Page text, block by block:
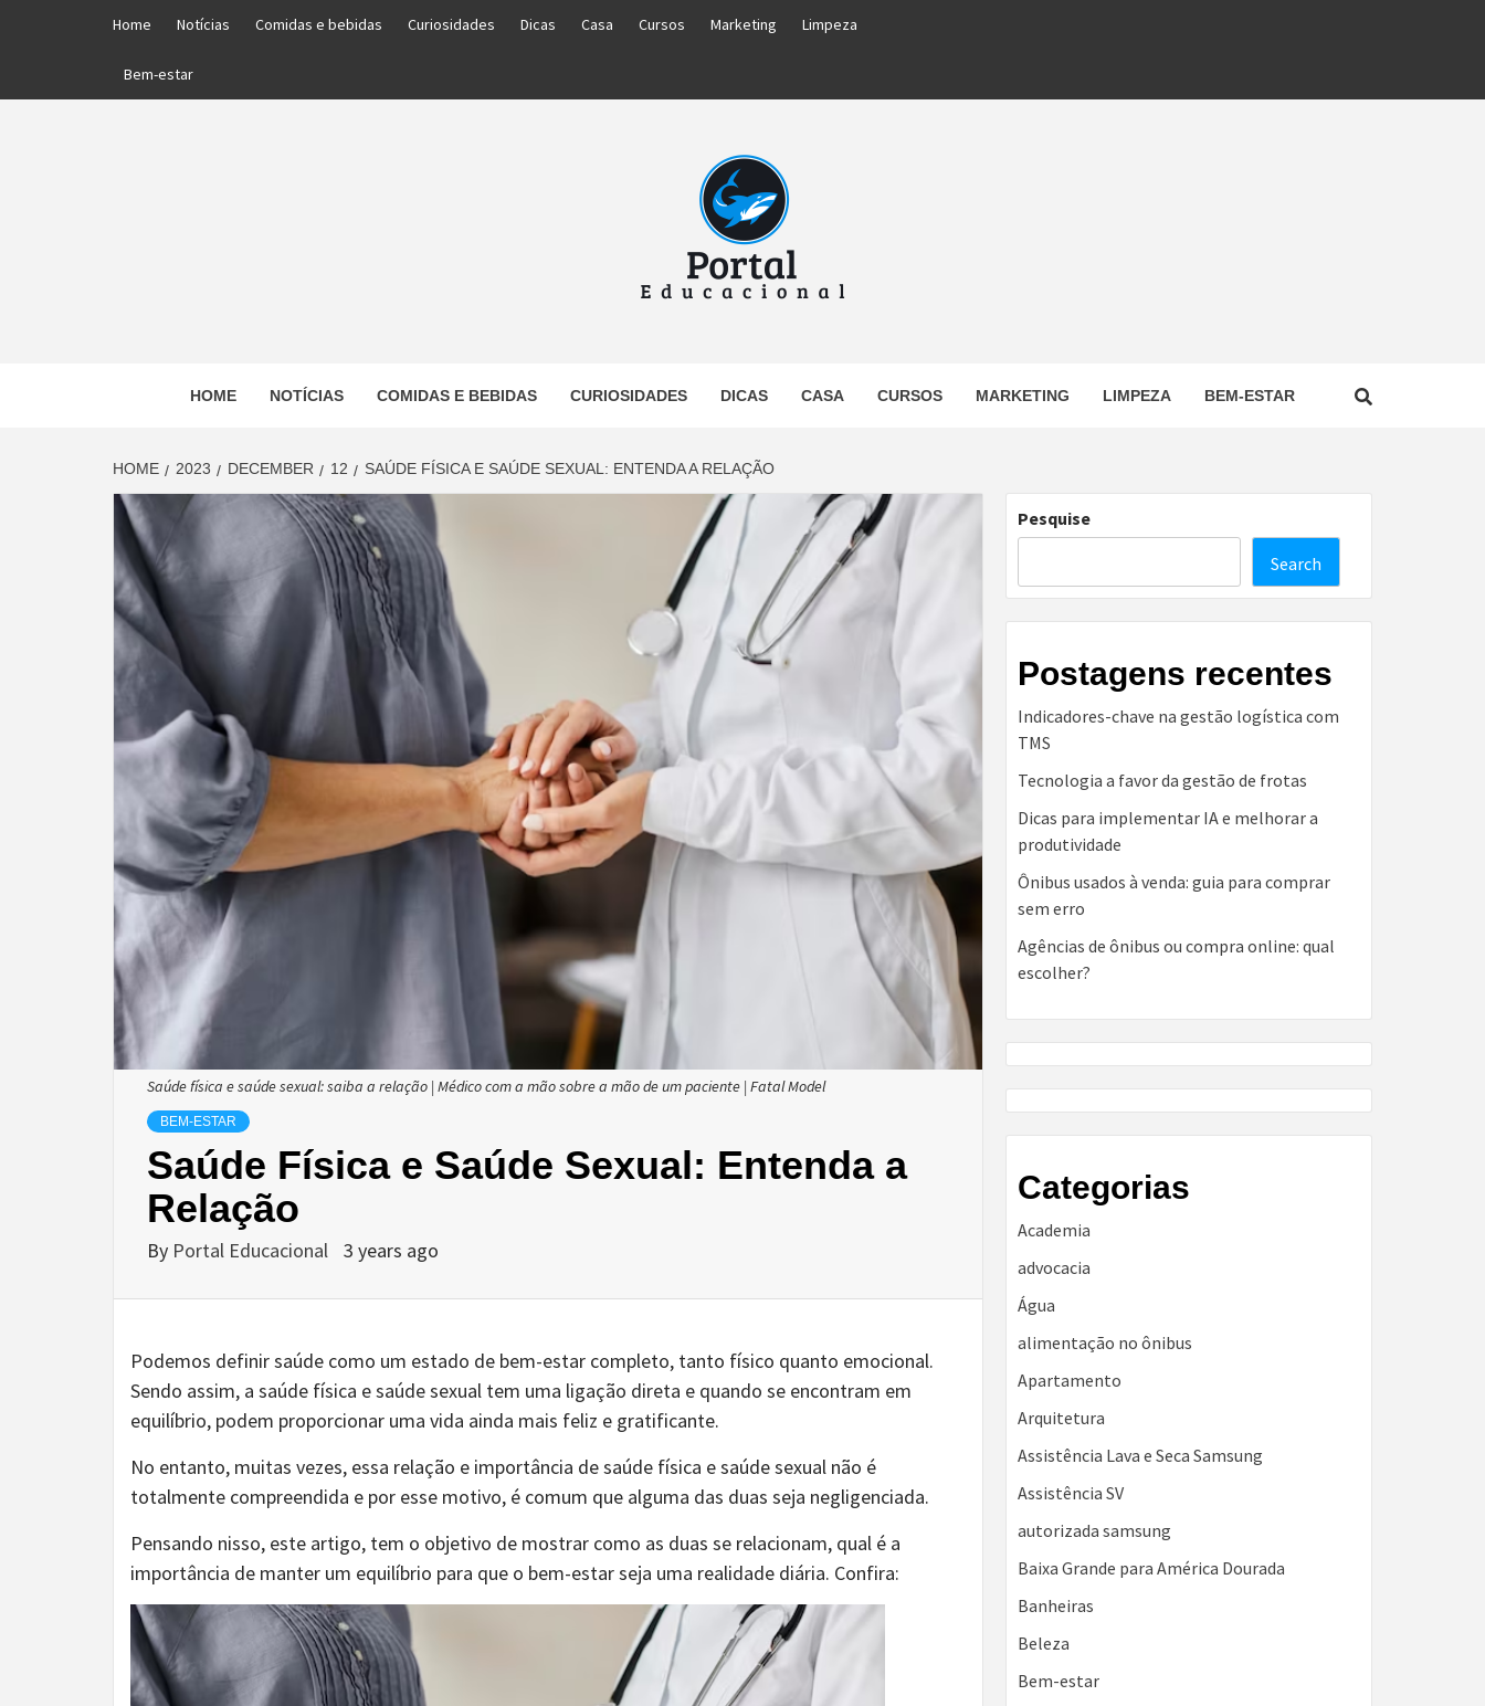
Home Notícias Comidas e bebidas Curiosidades Dicas Casa Cursos Marketing Limpeza
Bem-estar
PORTAL
EDUCACIONAL
HOME NOTÍCIAS COMIDAS E BEBIDAS CURIOSIDADES DICAS CASA CURSOS MARKETING LIMPEZA BEM-ESTAR
HOME 2023 DECEMBER 12 SAÚDE FÍSICA E SAÚDE SEXUAL: ENTENDA A RELAÇÃO
Saúde física e saúde sexual: saiba a relação | Médico com a mão sobre a mão de um paciente | Fatal Model
BEM-ESTAR
Saúde Física e Saúde Sexual: Entenda a
Relação
By Portal Educacional 3 years ago
Podemos definir saúde como um estado de bem-estar completo, tanto físico quanto emocional.
Sendo assim, a saúde física e saúde sexual tem uma ligação direta e quando se encontram em
equilíbrio, podem proporcionar uma vida ainda mais feliz e gratificante.
No entanto, muitas vezes, essa relação e importância de saúde física e saúde sexual não é
totalmente compreendida e por esse motivo, é comum que alguma das duas seja negligenciada.
Pensando nisso, este artigo, tem o objetivo de mostrar como as duas se relacionam, qual é a
importância de manter um equilíbrio para que o bem-estar seja uma realidade diária. Confira:
Pesquise
Search
Postagens recentes
Indicadores-chave na gestão logística com
TMS
Tecnologia a favor da gestão de frotas
Dicas para implementar IA e melhorar a
produtividade
Ônibus usados à venda: guia para comprar
sem erro
Agências de ônibus ou compra online: qual
escolher?
Categorias
Academia
advocacia
Água
alimentação no ônibus
Apartamento
Arquitetura
Assistência Lava e Seca Samsung
Assistência SV
autorizada samsung
Baixa Grande para América Dourada
Banheiras
Beleza
Bem-estar